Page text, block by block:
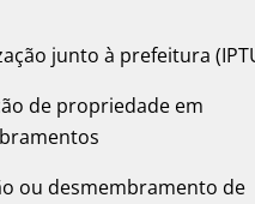
junto à prefeitura
de propriedade em
ou desmembramento de